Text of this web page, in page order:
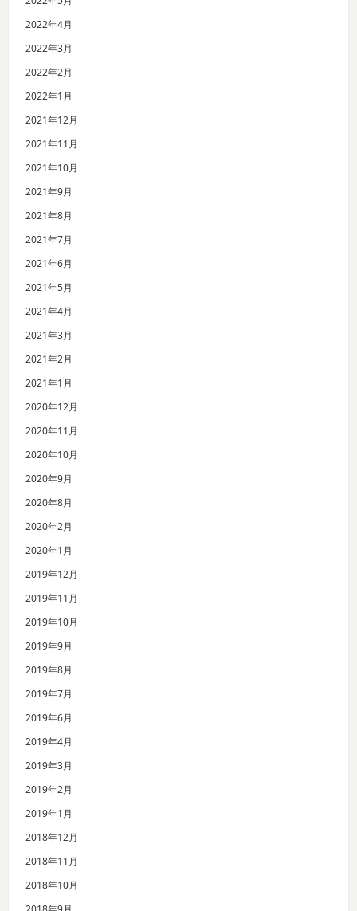
2022年4月
2022年3月
2022年2月
2022年1月
2021年12月
2021年11月
2021年10月
2021年9月
2021年8月
2021年7月
2021年6月
2021年5月
2021年4月
2021年3月
2021年2月
2021年1月
2020年12月
2020年11月
2020年10月
2020年9月
2020年8月
2020年2月
2020年1月
2019年12月
2019年11月
2019年10月
2019年9月
2019年8月
2019年7月
2019年6月
2019年4月
2019年3月
2019年2月
2019年1月
2018年12月
2018年11月
2018年10月